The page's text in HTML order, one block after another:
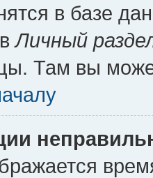
в базе
Личный
Там вы